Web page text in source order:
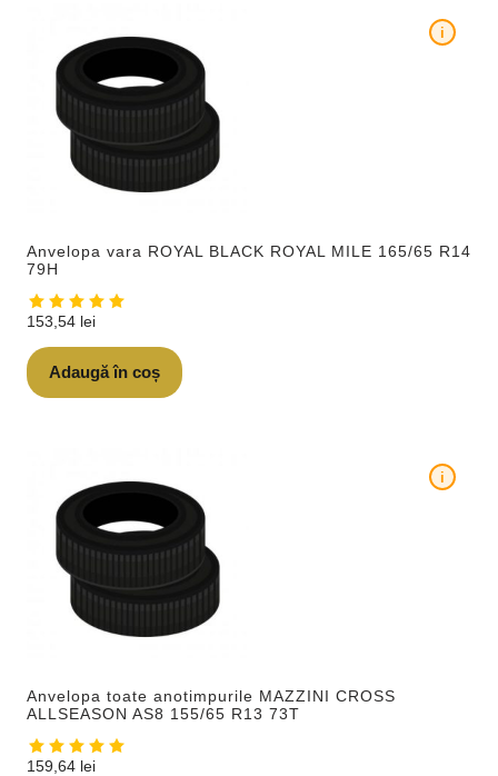
Anvelopa vara ROYAL BLACK ROYAL MILE 165/65 R14
79H
i
153,54 lei
Adaugă în coș
Anvelopa toate anotimpurile MAZZINI CROSS
ALLSEASON AS8 155/65 R13 73T
i
159,64 lei